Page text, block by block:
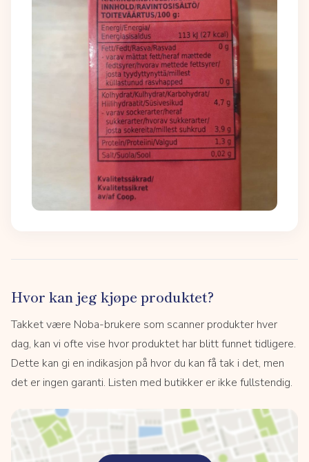
Hvor kan jeg kjøpe produktet?
Takket være Noba-brukere som scanner produkter hver
dag, kan vi ofte vise hvor produktet har blitt funnet tidligere.
Dette kan gi en indikasjon på hvor du kan få tak i det, men
det er ingen garanti. Listen med butikker er ikke fullstendig.